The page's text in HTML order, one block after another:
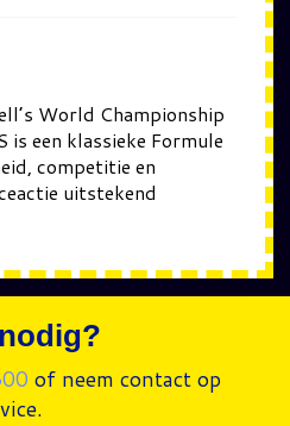
World Championship
is een klassieke Formule
competitie en
uitstekend
of neem contact op